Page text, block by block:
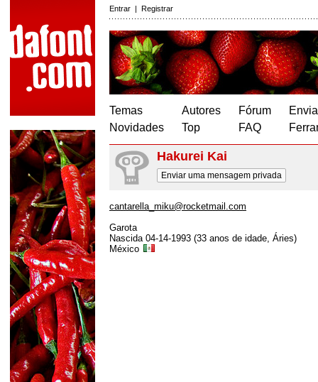
Entrar | Registrar
Temas
Novidades
Autores
Top
Fórum
FAQ
Hakurei Kai
Enviar uma mensagem privada
cantarella_miku@rocketmail.com
Garota
Nascida 04-14-1993 (33 anos de idade, Áries)
México